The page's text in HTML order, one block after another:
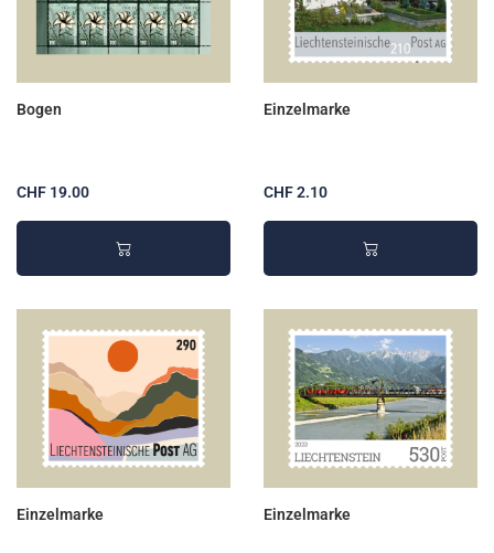
Bogen
CHF 19.00
Einzelmarke
CHF 2.10
Einzelmarke Einzelmarke